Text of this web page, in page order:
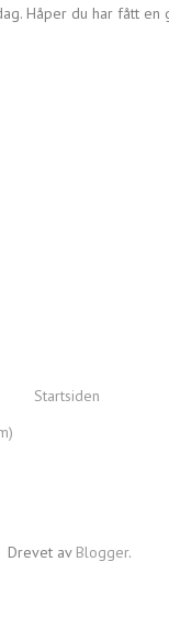
Håper du har fått en
Startsiden
Drevet av Blogger.